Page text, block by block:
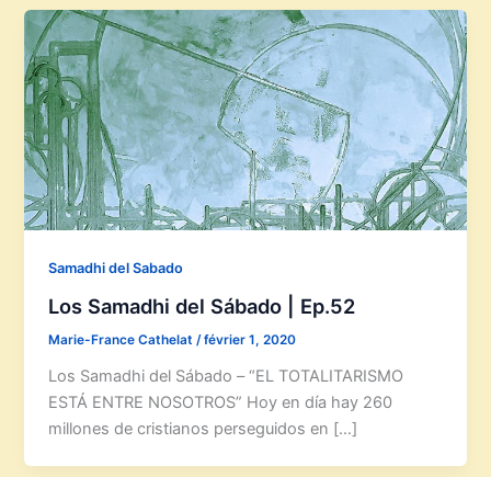
Samadhi del Sabado
Los Samadhi del Sábado | Ep.52
Marie-France Cathelat /février 1, 2020
Los Samadhi del Sábado – “EL TOTALITARISMO
ESTÁ ENTRE NOSOTROS” Hoy en día hay 260
millones de cristianos perseguidos en […]